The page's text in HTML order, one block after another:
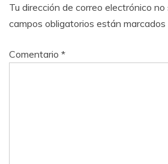
Tu dirección de correo electrónico no
campos obligatorios están marcados
Comentario *